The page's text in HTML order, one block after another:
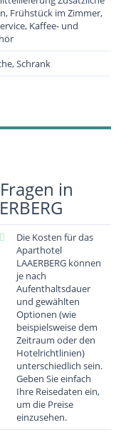
Frühstück im Zimmer,
Kaffee- und
Schrank
in
Die Kosten für das
Aparthotel
LAAERBERG können
je nach
Aufenthaltsdauer
und gewählten
Optionen (wie
beispielsweise dem
Zeitraum oder den
Hotelrichtlinien)
unterschiedlich sein.
Geben Sie einfach
Ihre Reisedaten ein,
um die Preise
einzusehen.